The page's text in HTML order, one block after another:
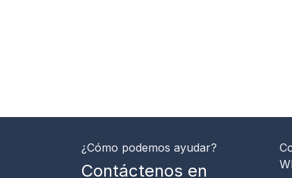
¿Cómo podemos ayudar?
Contáctenos en